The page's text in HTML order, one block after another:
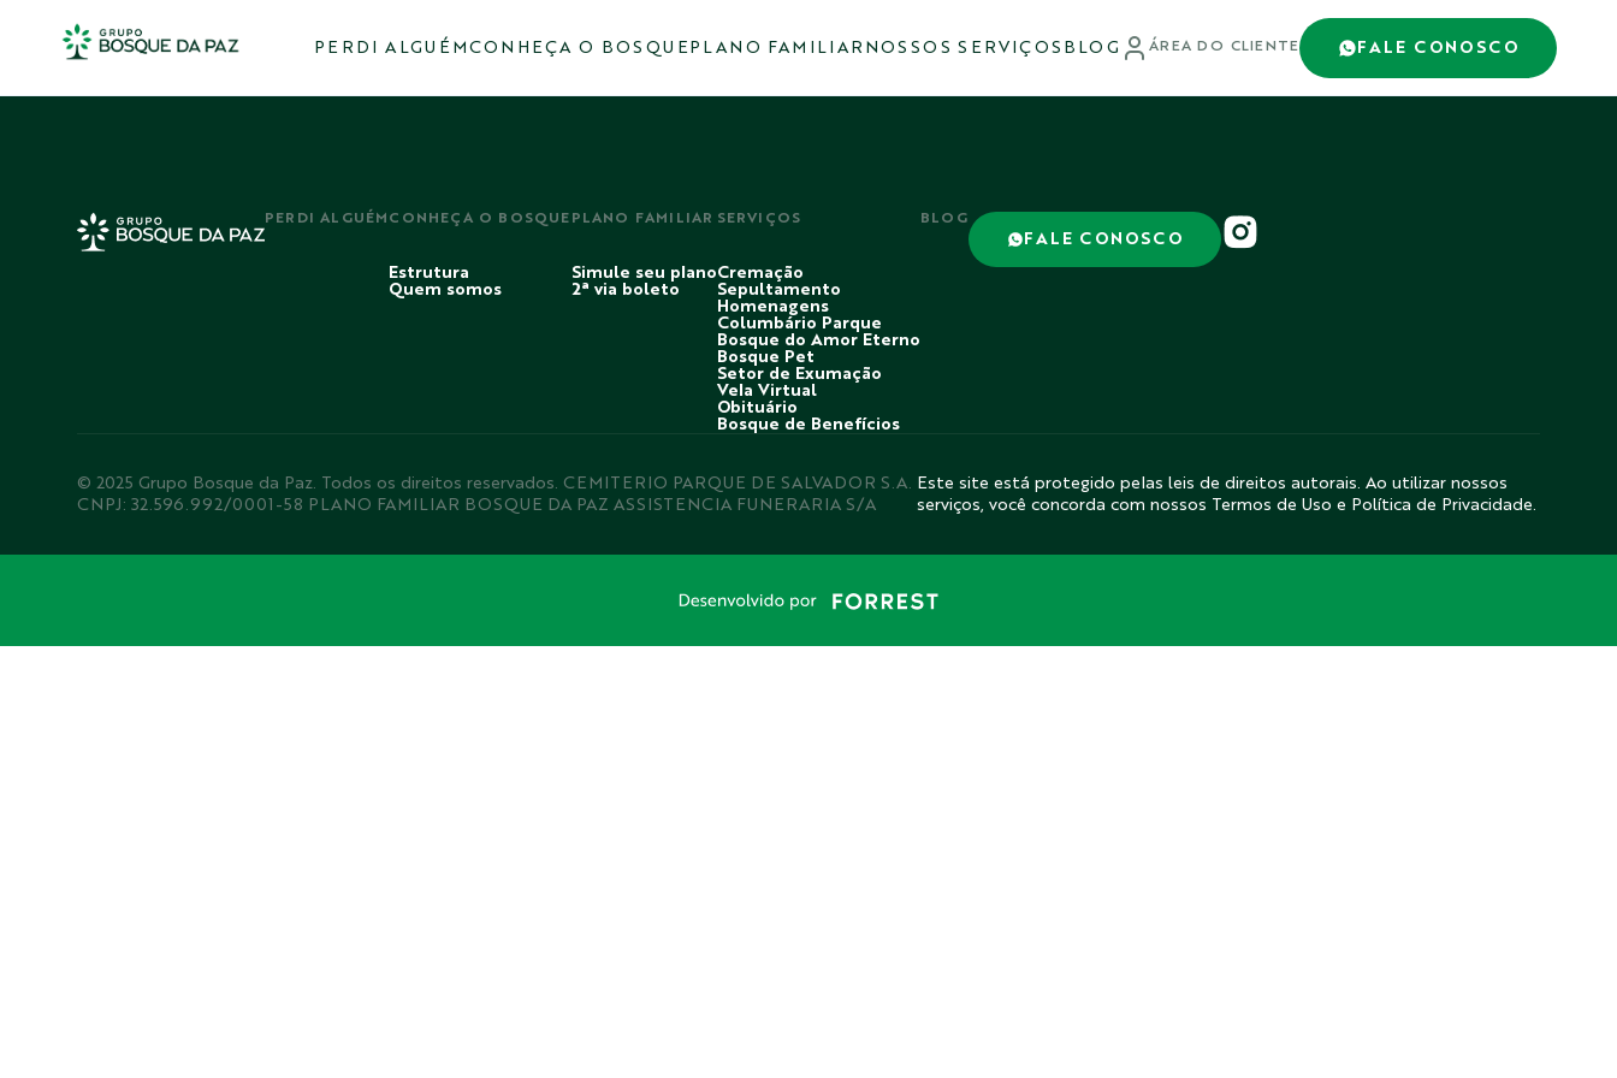
PERDI ALGUÉM CONHEÇA O BOSQUE PLANO FAMILIAR NOSSOS SERVIÇOS BLOG ÁREA DO CLIENTE FALE CONOSCO
PERDI ALGUÉM CONHEÇA O BOSQUE
Estrutura
Quem somos
PLANO FAMILIAR
Simule seu plano
2ª via boleto
SERVIÇOS
Cremação
Sepultamento
Homenagens
Columbário Parque
Bosque do Amor Eterno
Bosque Pet
Setor de Exumação
Vela Virtual
Obituário
Bosque de Benefícios
BLOG
FALE CONOSCO
© 2025 Grupo Bosque da Paz. Todos os direitos reservados. CEMITERIO PARQUE DE SALVADOR S.A.
CNPJ: 32.596.992/0001-58 PLANO FAMILIAR BOSQUE DA PAZ ASSISTENCIA FUNERARIA S/A
Este site está protegido pelas leis de direitos autorais. Ao utilizar nossos
serviços, você concorda com nossos Termos de Uso e Política de Privacidade.